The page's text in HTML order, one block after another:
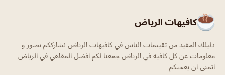
كافيهات الرياض
دليلك المفيد من تقييمات الناس في كافيهات الرياض نشارككم بصور و
معلومات عن كل كافيه في الرياض جمعنا لكم افضل المقاهي في الرياض
اتمنى ان يعجبكم